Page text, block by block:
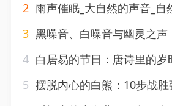
2 雨声催眠_大自然的声音_自
3 黑噪音、白噪音与幽灵之声
4 白居易的节日：唐诗里的岁
5 摆脱内心的白熊：10步战胜